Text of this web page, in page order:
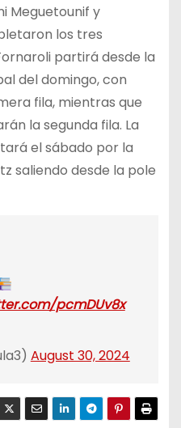
Meguetounif y
los tres
partirá desde la
del domingo, con
fila, mientras que
la segunda fila. La
el sábado por la
saliendo desde la pole
pcmDUv8x
August 30, 2024